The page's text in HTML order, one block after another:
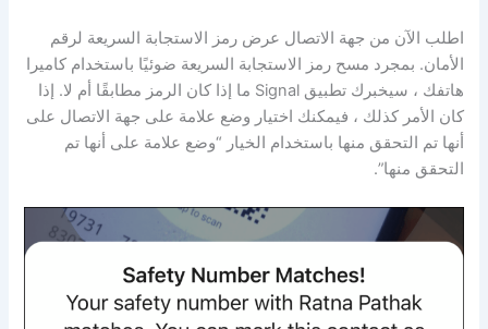
اطلب الآن من جهة الاتصال عرض رمز الاستجابة السريعة لرقم
الأمان. بمجرد مسح رمز الاستجابة السريعة ضوئيًا باستخدام كاميرا
هاتفك ، سيخبرك تطبيق Signal ما إذا كان الرمز مطابقًا أم لا. إذا
كان الأمر كذلك ، فيمكنك اختيار وضع علامة على جهة الاتصال على
أنها تم التحقق منها باستخدام الخيار “وضع علامة على أنها تم
التحقق منها”.